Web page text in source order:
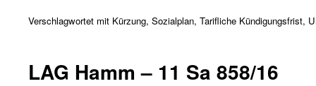
Verschlagwortet mit Kürzung, Sozialplan, Tarifliche Kündigungsfrist,
LAG Hamm – 11 Sa 858/16